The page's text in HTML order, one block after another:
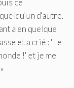
ce
d'autre.
a en quelque
et a crié : 'Le
!' et je me